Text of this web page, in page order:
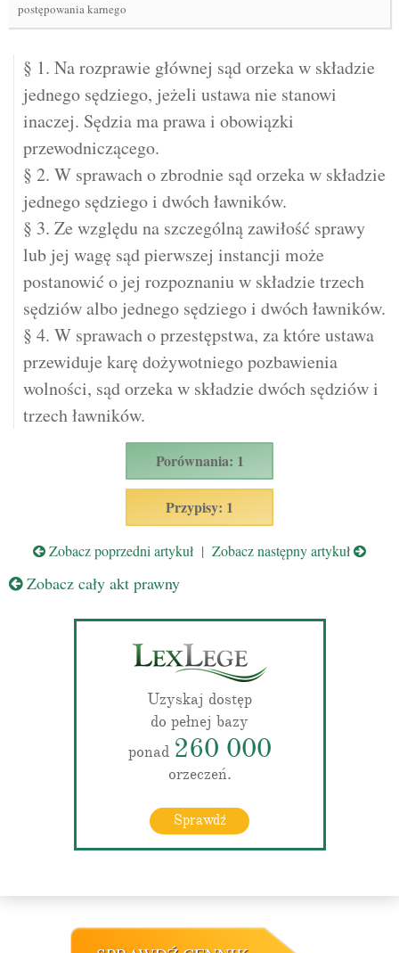
postępowania karnego
§ 1. Na rozprawie głównej sąd orzeka w składzie
jednego sędziego, jeżeli ustawa nie stanowi
inaczej. Sędzia ma prawa i obowiązki
przewodniczącego.
§ 2. W sprawach o zbrodnie sąd orzeka w składzie
jednego sędziego i dwóch ławników.
§ 3. Ze względu na szczególną zawiłość sprawy
lub jej wagę sąd pierwszej instancji może
postanowić o jej rozpoznaniu w składzie trzech
sędziów albo jednego sędziego i dwóch ławników.
§ 4. W sprawach o przestępstwa, za które ustawa
przewiduje karę dożywotniego pozbawienia
wolności, sąd orzeka w składzie dwóch sędziów i
trzech ławników.
Porównania: 1
Przypisy: 1
Zobacz poprzedni artykuł | Zobacz następny artykuł
Zobacz cały akt prawny
Uzyskaj dostęp
do pełnej bazy
ponad 260 000
orzeczeń.
Sprawdź